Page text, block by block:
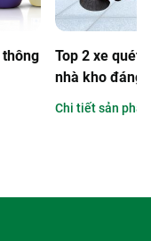
Top 2 xe quét rác
nhà kho đáng đầu
Chi tiết sản phẩm